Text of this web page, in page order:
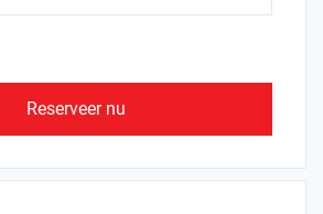
Reserveer nu